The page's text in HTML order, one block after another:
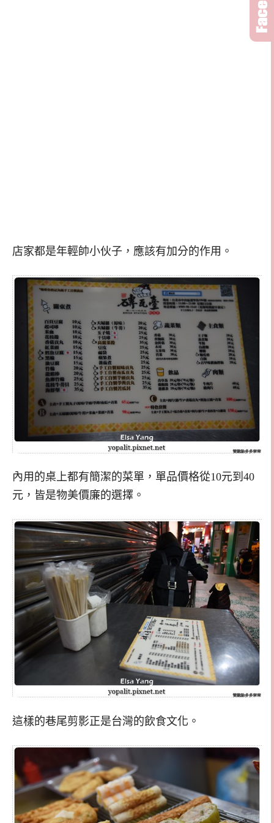
店家都是年輕帥小伙子，應該有加分的作用。
內用的桌上都有簡潔的菜單，單品價格從10元到40
元，皆是物美價廉的選擇。
這樣的巷尾剪影正是台灣的飲食文化。